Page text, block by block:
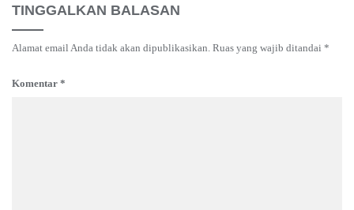
TINGGALKAN BALASAN
Alamat email Anda tidak akan dipublikasikan. Ruas yang wajib ditandai *
Komentar *